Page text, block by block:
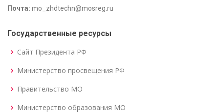
Почта: mo_zhdtechn@mosreg.ru
Государственные ресурсы
Сайт Президента РФ
Министерство просвещения РФ
Правительство МО
Министерство образования МО